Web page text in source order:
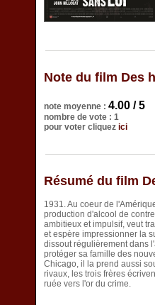
Note du film Des
note moyenne : 4.00 / 5
nombre de vote : 1
pour voter cliquez ici
Résumé du film
1931. Au coeur de
production d'alcool de
ambitieux et impulsif, veut
et espère impressionner la
dissout régulièrement dans
protéger sa famille des
Chicago, il la prend aussi
rivaux, les trois frères
ruée vers l'or du crime.